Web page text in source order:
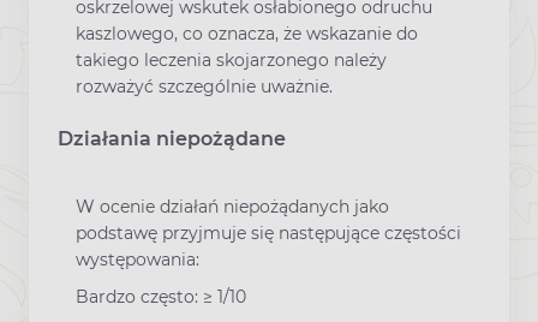
oskrzelowej wskutek osłabionego odruchu
kaszlowego, co oznacza, że wskazanie do
takiego leczenia skojarzonego należy
rozważyć szczególnie uważnie.
Działania niepożądane
W ocenie działań niepożądanych jako
podstawę przyjmuje się następujące częstości
występowania:
Bardzo często: ≥ 1/10